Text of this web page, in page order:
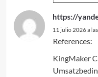
https://
11 julio 2026 a
References:
KingMaker